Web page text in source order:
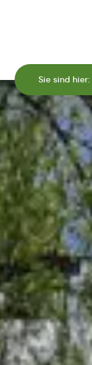
Sie sind hier: